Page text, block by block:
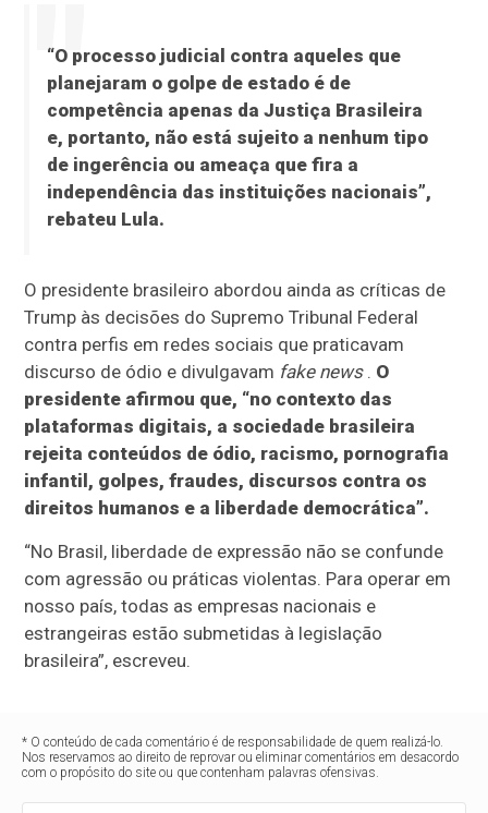
“O processo judicial contra aqueles que
planejaram o golpe de estado é de
competência apenas da Justiça Brasileira
e, portanto, não está sujeito a nenhum tipo
de ingerência ou ameaça que fira a
independência das instituições nacionais”,
rebateu Lula.
O presidente brasileiro abordou ainda as críticas de
Trump às decisões do Supremo Tribunal Federal
contra perfis em redes sociais que praticavam
discurso de ódio e divulgavam fake news. O
presidente afirmou que, “no contexto das
plataformas digitais, a sociedade brasileira
rejeita conteúdos de ódio, racismo, pornografia
infantil, golpes, fraudes, discursos contra os
direitos humanos e a liberdade democrática”.
“No Brasil, liberdade de expressão não se confunde
com agressão ou práticas violentas. Para operar em
nosso país, todas as empresas nacionais e
estrangeiras estão submetidas à legislação
brasileira”, escreveu.
* O conteúdo de cada comentário é de responsabilidade de quem realizá-lo.
Nos reservamos ao direito de reprovar ou eliminar comentários em desacordo
com o propósito do site ou que contenham palavras ofensivas.